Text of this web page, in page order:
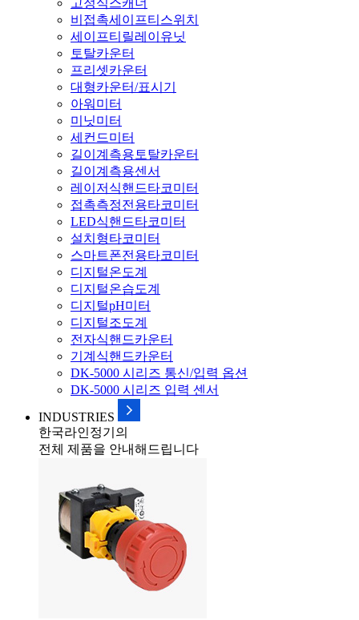
고정식스캐너
비접촉세이프티스위치
세이프티릴레이유닛
토탈카운터
프리셋카운터
대형카운터/표시기
아워미터
미닛미터
세컨드미터
길이계측용토탈카운터
길이계측용센서
레이저식핸드타코미터
접촉측정전용타코미터
LED식핸드타코미터
설치형타코미터
스마트폰전용타코미터
디지털온도계
디지털온습도계
디지털pH미터
디지털조도계
전자식핸드카운터
기계식핸드카운터
DK-5000 시리즈 통신/입력 옵션
DK-5000 시리즈 입력 센서
INDUSTRIES
한국라인정기의
전체 제품을 안내해드립니다